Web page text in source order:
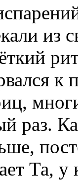
из
к
раз.
Та,